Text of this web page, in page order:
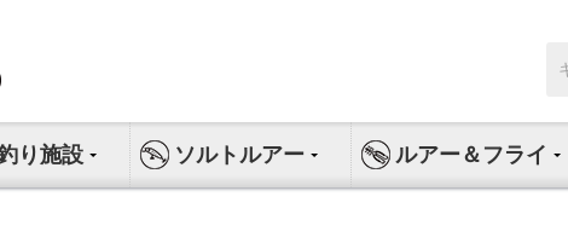
索:
り施設 ソルトルアー ルアー＆フライ